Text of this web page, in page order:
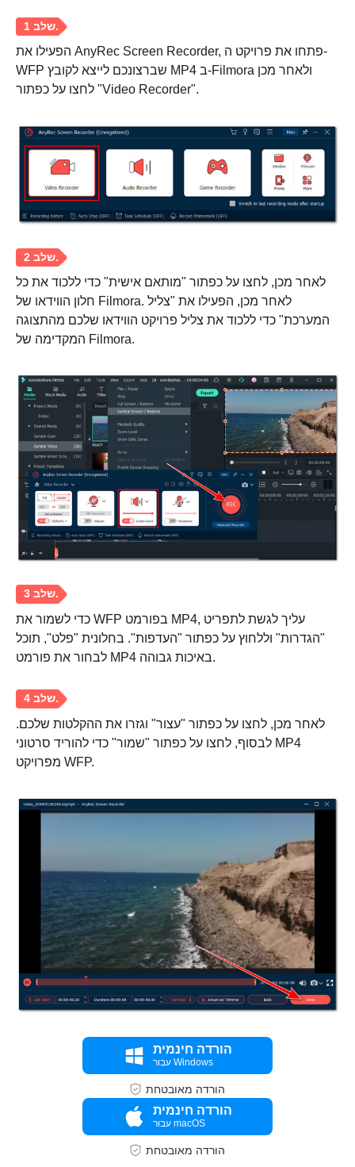
שלב 1.
הפעילו את AnyRec Screen Recorder, פתחו את פרויקט ה-
WFP שברצונכם לייצא לקובץ MP4 ב-Filmora ולאחר מכן
לחצו על כפתור "Video Recorder".
שלב 2.
לאחר מכן, לחצו על כפתור "מותאם אישית" כדי ללכוד את כל
חלון הווידאו של Filmora. לאחר מכן, הפעילו את "צליל
המערכת" כדי ללכוד את צליל פרויקט הווידאו שלכם מהתצוגה
המקדימה של Filmora.
כדי לשמור את WFP בפורמט MP4, עליך לגשת לתפריט
"הגדרות" וללחוץ על כפתור "העדפות". בחלונית "פלט", תוכל
לבחור את פורמט MP4 באיכות גבוהה.
לאחר מכן, לחצו על כפתור "עצור" וגזרו את ההקלטות שלכם.
לבסוף, לחצו על כפתור "שמור" כדי להוריד סרטוני MP4
מפרויקט WFP.
הורדה חינמית
עבור Windows
הורדה מאובטחת
הורדה חינמית
עבור macOS
הורדה מאובטחת